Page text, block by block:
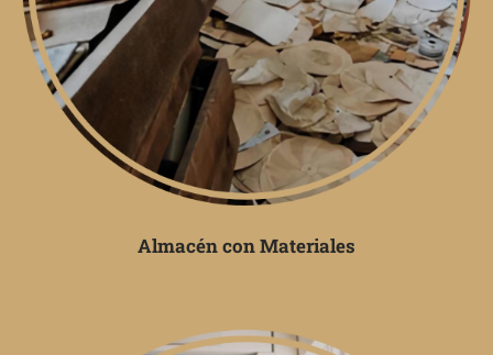
Almacén con Materiales